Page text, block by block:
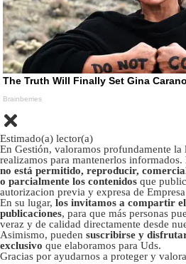
Estimado(a) lector(a)
En Gestión, valoramos profundamente la
realizamos para mantenerlos informados.
no está permitido, reproducir,
o parcialmente los contenidos que
autorizacion previa y expresa de
En su lugar, los invitamos a compartir el
publicaciones, para que más personas
veraz y de calidad directamente desde
Asimismo, pueden suscribirse y
exclusivo que elaboramos para Uds.
Gracias por ayudarnos a proteger y